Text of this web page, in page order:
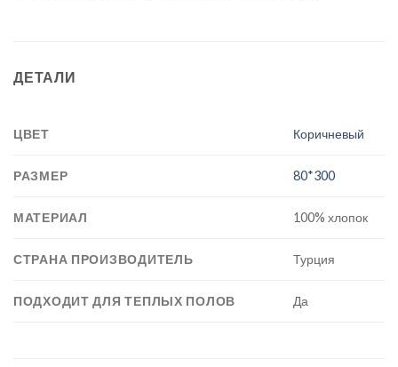
ДЕТАЛИ
ЦВЕТ Коричневый
РАЗМЕР 80*300
МАТЕРИАЛ 100% хлопок
СТРАНА ПРОИЗВОДИТЕЛЬ Турция
ПОДХОДИТ ДЛЯ ТЕПЛЫХ ПОЛОВ Да